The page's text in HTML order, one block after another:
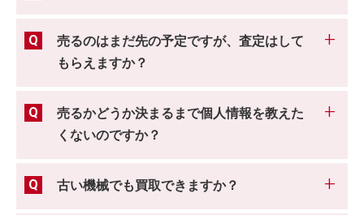
売るのはまだ先の予定ですが、査定はして
もらえますか？
売るかどうか決まるまで個人情報を教えた
くないのですか？
古い機械でも買取できますか？